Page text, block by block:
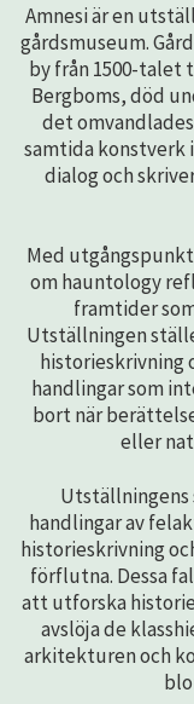
Amnesi är en
gårdsmuseum.
by från 1500-talet
Bergboms, död
det
samtida konstverk
dialog och
Med
om hauntology
framtider
Utställningen
historieskrivning
handlingar som
bort när
eller
handlingar av
historieskrivning
förflutna. Dessa
att utforska
avslöja de
arkitekturen och